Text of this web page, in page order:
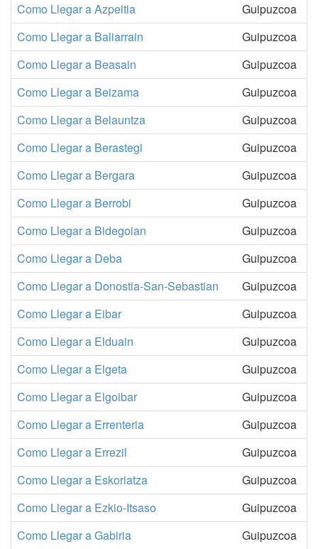
Como Llegar a Azpeitia
Guipuzcoa
Como Llegar a Baliarrain
Guipuzcoa
Como Llegar a Beasain
Guipuzcoa
Como Llegar a Beizama
Guipuzcoa
Como Llegar a Belauntza
Guipuzcoa
Como Llegar a Berastegi
Guipuzcoa
Como Llegar a Bergara
Guipuzcoa
Como Llegar a Berrobi
Guipuzcoa
Como Llegar a Bidegoian
Guipuzcoa
Como Llegar a Deba
Guipuzcoa
Como Llegar a Donostia-San-Sebastian
Guipuzcoa
Como Llegar a Eibar
Guipuzcoa
Como Llegar a Elduain
Guipuzcoa
Como Llegar a Elgeta
Guipuzcoa
Como Llegar a Elgoibar
Guipuzcoa
Como Llegar a Errenteria
Guipuzcoa
Como Llegar a Errezil
Guipuzcoa
Como Llegar a Eskoriatza
Guipuzcoa
Como Llegar a Ezkio-Itsaso
Guipuzcoa
Como Llegar a Gabiria
Guipuzcoa